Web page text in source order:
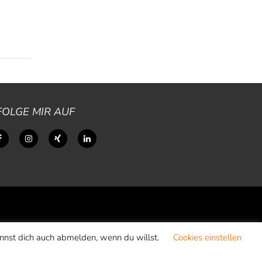
MIR AUF
dich auch abmelden, wenn du willst. Cookies einstellen